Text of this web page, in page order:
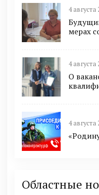
4 августа
мерах
4 августа
О
4 августа
Областные